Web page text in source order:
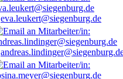
eva.leukert@siegenburg.de